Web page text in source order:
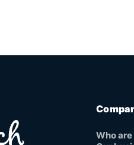
Who are